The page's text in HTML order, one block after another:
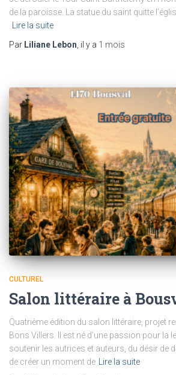
de la paroisse. La statue du saint quitte
Lire la suite
Par Liliane Lebon, il y a 1 mois
CULTUREL
Salon littéraire à
Quatrième édition du salon littéraire, projet
Bons Villers. Il est né d’une passion pour la
soutenir les autrices et auteurs, du désir de
de créer un moment de
Lire la suite